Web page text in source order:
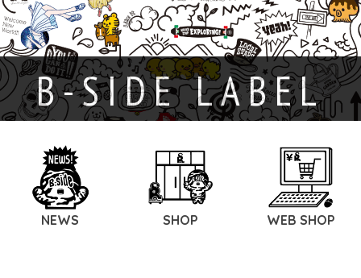
B-SIDE LABEL
NEWS SHOP WEB SHOP